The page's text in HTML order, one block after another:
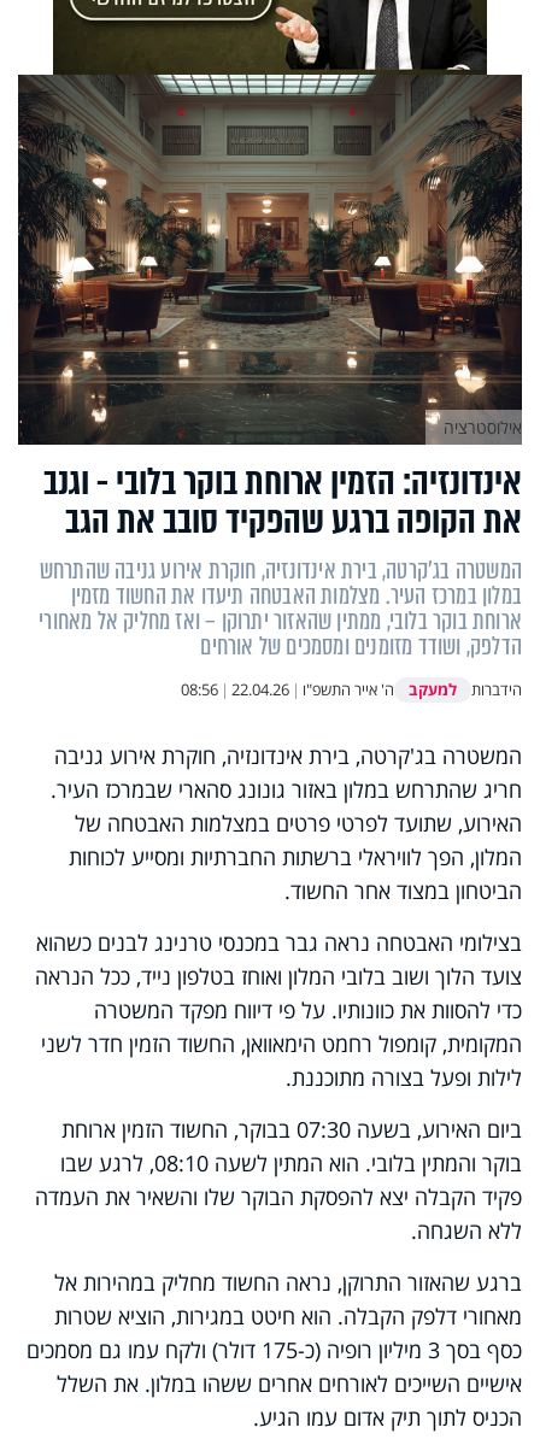
אינדונזיה: הזמין ארוחת בוקר בלובי - וגנב
את הקופה ברגע שהפקיד סובב את הגב
המשטרה בג'קרטה, בירת אינדונזיה, חוקרת אירוע גניבה שהתרחש
במלון במרכז העיר. מצלמות האבטחה תיעדו את החשוד מזמין
ארוחת בוקר בלובי, ממתין שהאזור יתרוקן – ואז מחליק אל מאחורי
הדלפק, ושודד מזומנים ומסמכים של אורחים
הידברות למעקב ה' אייר התשפ"ו |
22.04.26
|
08:56
אילוסטרציה
המשטרה בג'קרטה, בירת אינדונזיה, חוקרת אירוע גניבה
חריג שהתרחש במלון באזור גונונג סהארי שבמרכז העיר.
האירוע, שתועד לפרטי פרטים במצלמות האבטחה של
המלון, הפך לוויראלי ברשתות החברתיות ומסייע לכוחות
הביטחון במצוד אחר החשוד.
בצילומי האבטחה נראה גבר במכנסי טרנינג לבנים כשהוא
צועד הלוך ושוב בלובי המלון ואוחז בטלפון נייד, ככל הנראה
כדי להסוות את כוונותיו. על פי דיווח מפקד המשטרה
המקומית, קומפול רחמט הימאוואן, החשוד הזמין חדר לשני
לילות ופעל בצורה מתוכננת.
ביום האירוע, בשעה 07:30 בבוקר, החשוד הזמין ארוחת
בוקר והמתין בלובי. הוא המתין לשעה 08:10, לרגע שבו
פקיד הקבלה יצא להפסקת הבוקר שלו והשאיר את העמדה
ללא השגחה.
ברגע שהאזור התרוקן, נראה החשוד מחליק במהירות אל
מאחורי דלפק הקבלה. הוא חיטט במגירות, הוציא שטרות
כסף בסך 3 מיליון רופיה (כ-175 דולר) ולקח עמו גם מסמכים
אישיים השייכים לאורחים אחרים ששהו במלון. את השלל
הכניס לתוך תיק אדום עמו הגיע.